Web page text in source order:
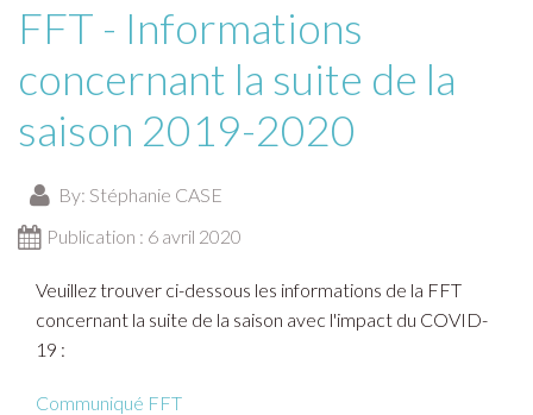
ARCHIVES
FFT - Informations
concernant la suite de la
saison 2019-2020
By: Stéphanie CASE
Publication : 6 avril 2020
Veuillez trouver ci-dessous les informations de la FFT
concernant la suite de la saison avec l'impact du COVID-
19 :
Communiqué FFT